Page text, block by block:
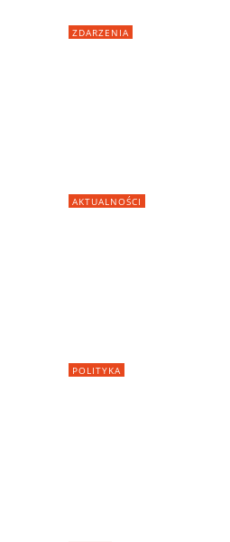
ZDARZENIA
AKTUALNOŚCI
POLITYKA